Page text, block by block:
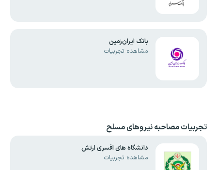
بانک ایران‌زمین
مشاهده تجربیات
تجربیات مصاحبه نیروهای مسلح
دانشگاه های افسری ارتش
مشاهده تجربیات